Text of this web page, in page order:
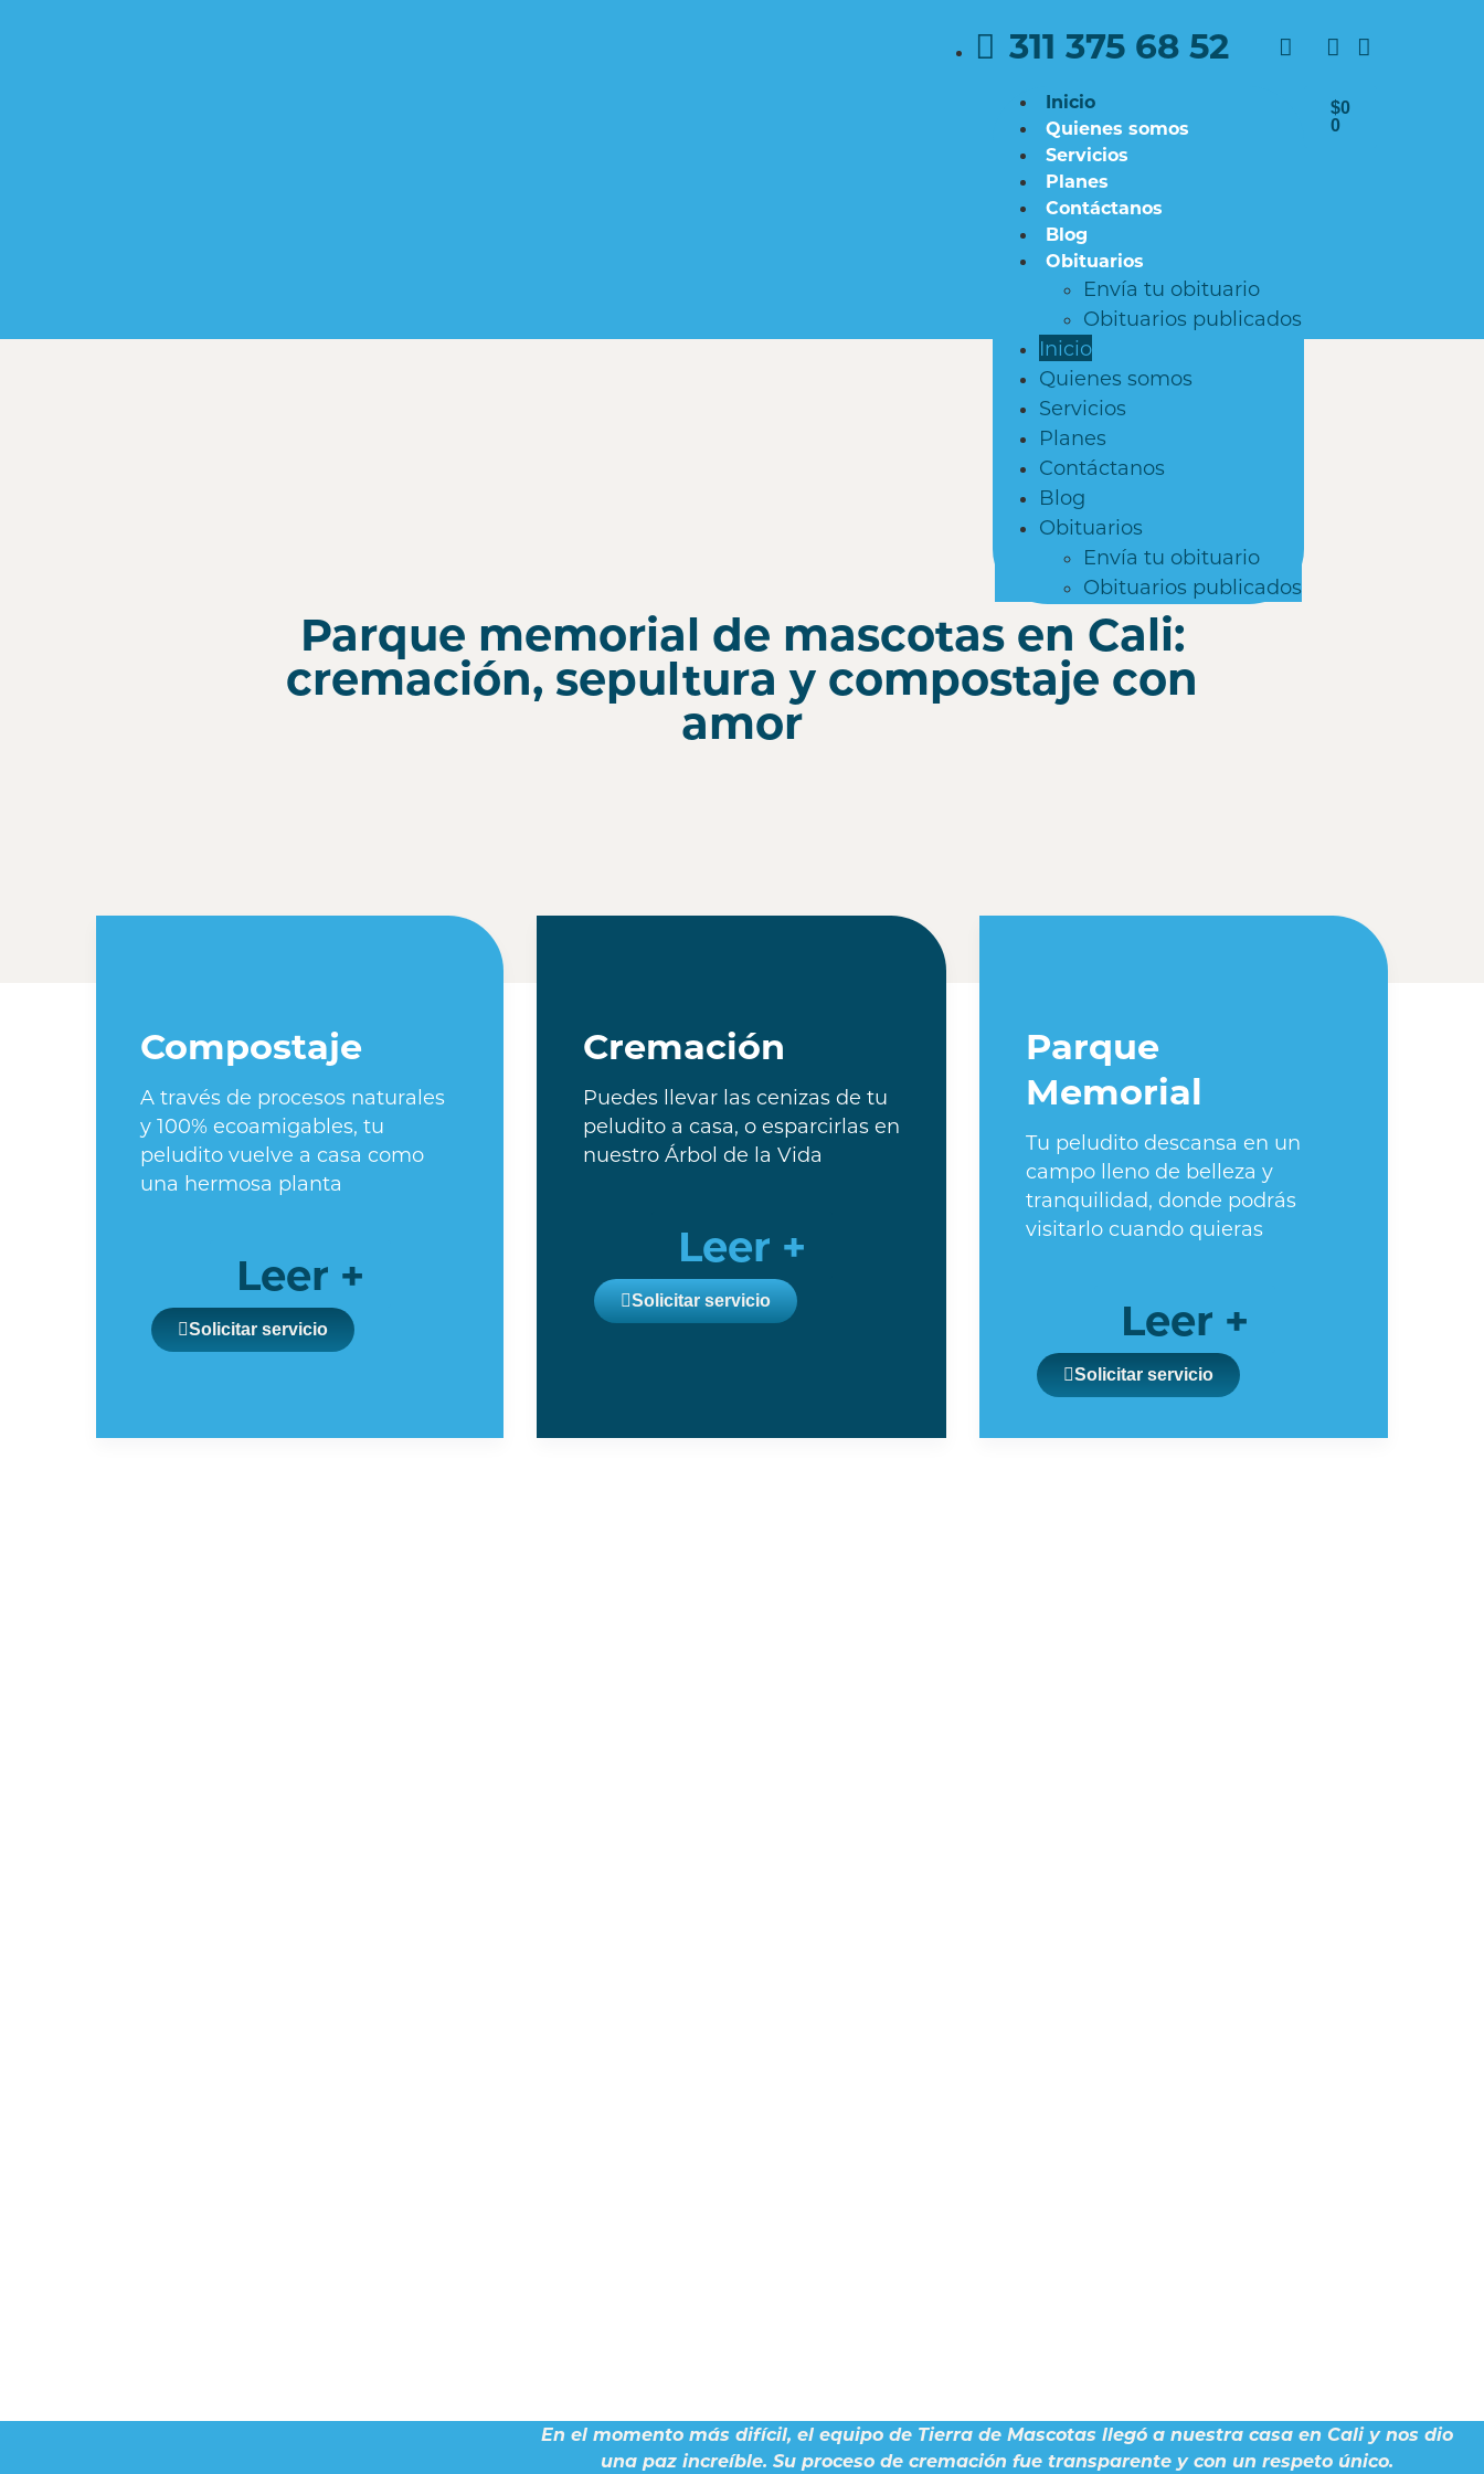
311 375 68 52
$0
0
Inicio
Quienes somos
Servicios
Planes
Contáctanos
Blog
Obituarios
Envía tu obituario
Obituarios publicados
Inicio
Quienes somos
Servicios
Planes
Contáctanos
Blog
Obituarios
Envía tu obituario
Obituarios publicados
Parque memorial de mascotas en Cali:
cremación, sepultura y compostaje con
amor
Compostaje
A través de procesos naturales
y 100% ecoamigables, tu
peludito vuelve a casa como
una hermosa planta
Leer +
Solicitar servicio
Cremación
Puedes llevar las cenizas de tu
peludito a casa, o esparcirlas en
nuestro Árbol de la Vida
Leer +
Solicitar servicio
Parque
Memorial
Tu peludito descansa en un
campo lleno de belleza y
tranquilidad, donde podrás
visitarlo cuando quieras
Leer +
Solicitar servicio
En el momento más difícil, el equipo de Tierra de Mascotas llegó a nuestra casa en Cali y nos dio
una paz increíble. Su proceso de cremación fue transparente y con un respeto único.